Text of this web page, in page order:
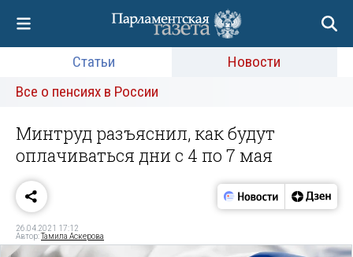
Статьи
Новости
Все о пенсиях в России
Минтруд разъяснил, как будут
оплачиваться дни с 4 по 7 мая
26.04.2021 17:12
Автор:Тамила Аскерова